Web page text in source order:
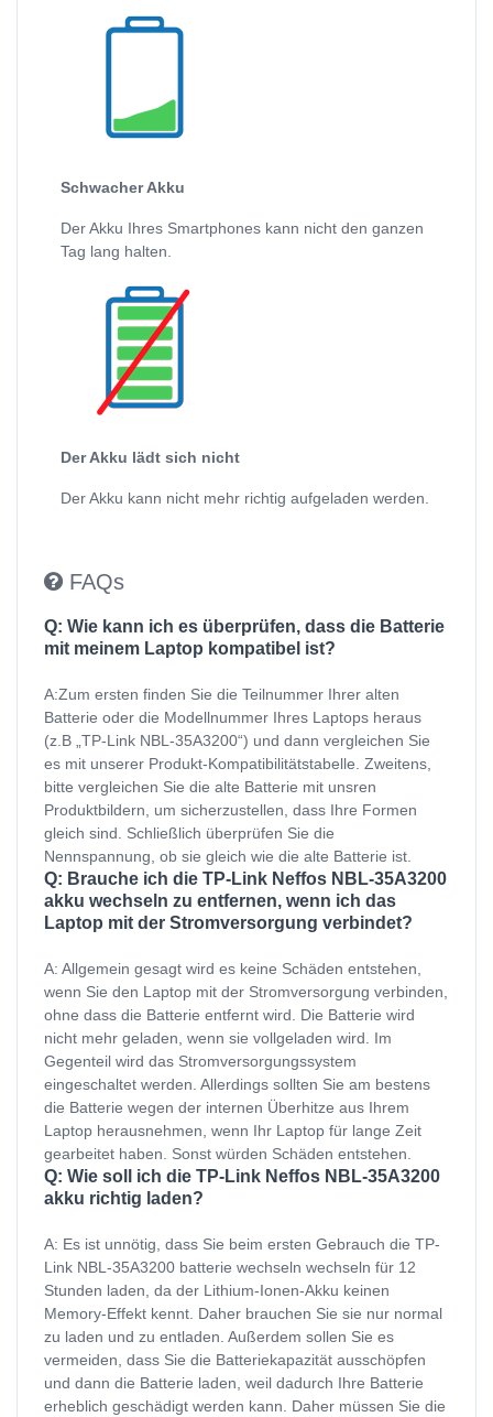
Schwacher Akku
Der Akku Ihres Smartphones kann nicht den ganzen
Tag lang halten.
Der Akku lädt sich nicht
Der Akku kann nicht mehr richtig aufgeladen werden.
FAQs
Q: Wie kann ich es überprüfen, dass die Batterie
mit meinem Laptop kompatibel ist?
A:Zum ersten finden Sie die Teilnummer Ihrer alten
Batterie oder die Modellnummer Ihres Laptops heraus
(z.B „TP-Link NBL-35A3200“) und dann vergleichen Sie
es mit unserer Produkt-Kompatibilitätstabelle. Zweitens,
bitte vergleichen Sie die alte Batterie mit unsren
Produktbildern, um sicherzustellen, dass Ihre Formen
gleich sind. Schließlich überprüfen Sie die
Nennspannung, ob sie gleich wie die alte Batterie ist.
Q: Brauche ich die TP-Link Neffos NBL-35A3200
akku wechseln zu entfernen, wenn ich das
Laptop mit der Stromversorgung verbindet?
A: Allgemein gesagt wird es keine Schäden entstehen,
wenn Sie den Laptop mit der Stromversorgung verbinden,
ohne dass die Batterie entfernt wird. Die Batterie wird
nicht mehr geladen, wenn sie vollgeladen wird. Im
Gegenteil wird das Stromversorgungssystem
eingeschaltet werden. Allerdings sollten Sie am bestens
die Batterie wegen der internen Überhitze aus Ihrem
Laptop herausnehmen, wenn Ihr Laptop für lange Zeit
gearbeitet haben. Sonst würden Schäden entstehen.
Q: Wie soll ich die TP-Link Neffos NBL-35A3200
akku richtig laden?
A: Es ist unnötig, dass Sie beim ersten Gebrauch die TP-
Link NBL-35A3200 batterie wechseln wechseln für 12
Stunden laden, da der Lithium-Ionen-Akku keinen
Memory-Effekt kennt. Daher brauchen Sie sie nur normal
zu laden und zu entladen. Außerdem sollen Sie es
vermeiden, dass Sie die Batteriekapazität ausschöpfen
und dann die Batterie laden, weil dadurch Ihre Batterie
erheblich geschädigt werden kann. Daher müssen Sie die